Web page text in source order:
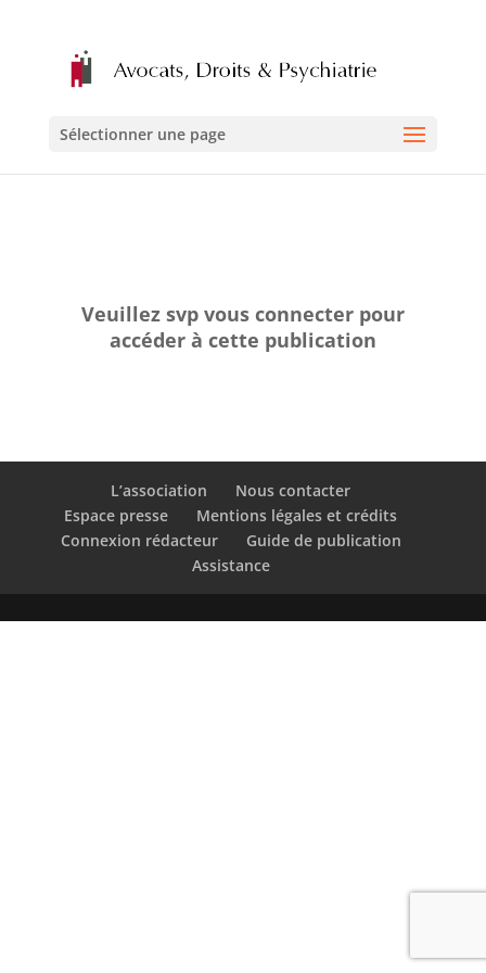
Sélectionner une page
Veuillez svp vous connecter pour
accéder à cette publication
L’association
Nous contacter
Espace presse
Mentions légales et crédits
Connexion rédacteur
Guide de publication
Assistance